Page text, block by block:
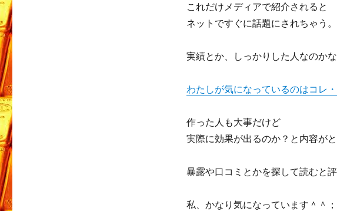
これだけメディアで紹介されると
ネットですぐに話題にされちゃう。
実績とか、しっかりした人なのかな
わたしが気になっているのはコレ・
作った人も大事だけど
実際に効果が出るのか？と内容が
暴露や口コミとかを探して読むと
私、かなり気になっています＾＾；